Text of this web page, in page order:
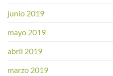
junio 2019
mayo 2019
abril 2019
marzo 2019